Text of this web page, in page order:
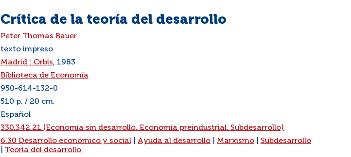
Crítica de la teoría del desarrollo
Peter Thomas Bauer
texto impreso
Madrid : Orbis, 1983
Biblioteca de Economía
950-614-132-0
510 p. / 20 cm.
Español
330.342.21 (Economía sin desarrollo. Economía preindustrial. Subdesarrollo)
6.30 Desarrollo económico y social Ayuda al desarrollo Marxismo
Subdesarrollo
Teoría del desarrollo